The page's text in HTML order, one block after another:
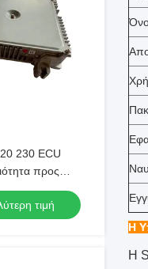
230 ECU
προς
τιμή
Η
Η